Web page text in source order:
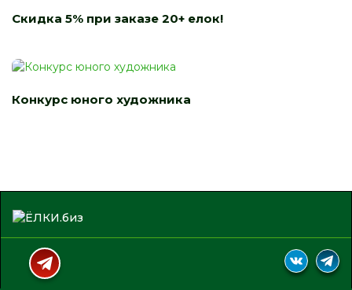
Скидка 5% при заказе 20+ елок!
Конкурс юного художника